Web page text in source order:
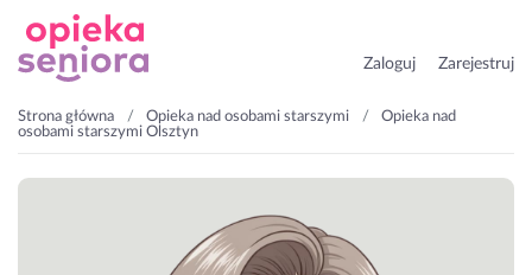
Zaloguj Zarejestruj
Strona główna Opieka nad osobami starszymi
Opieka nad
osobami starszymi Olsztyn